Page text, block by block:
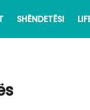
SHËNDETËSI